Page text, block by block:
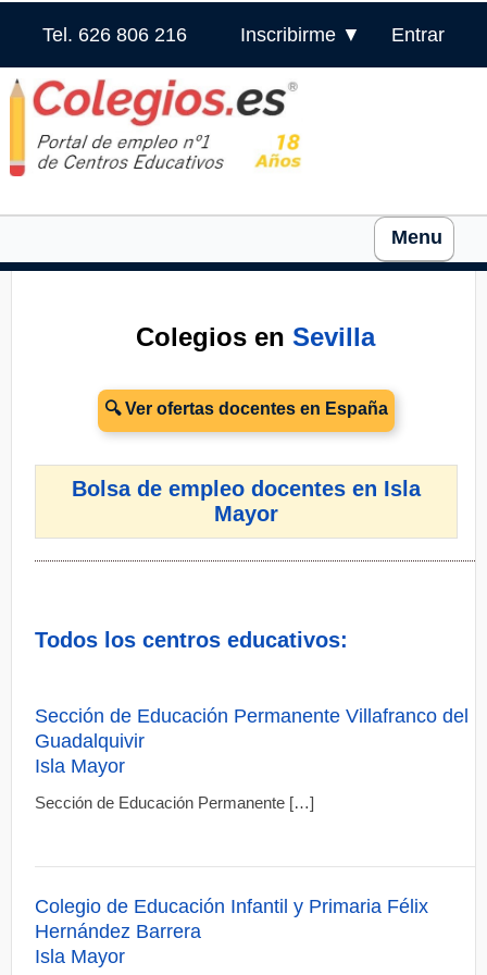
Tel. 626 806 216 Inscribirme ▼ Entrar
Menu
Colegios en Sevilla
🔍 Ver ofertas docentes en España
Bolsa de empleo docentes en Isla
Mayor
Todos los centros educativos:
Sección de Educación Permanente Villafranco del
Guadalquivir
Isla Mayor
Sección de Educación Permanente […]
Colegio de Educación Infantil y Primaria Félix
Hernández Barrera
Isla Mayor